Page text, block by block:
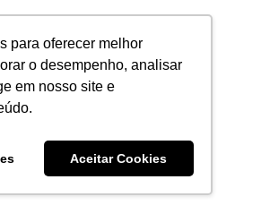
para oferecer melhor
o desempenho, analisar
em nosso site e
Aceitar Cookies